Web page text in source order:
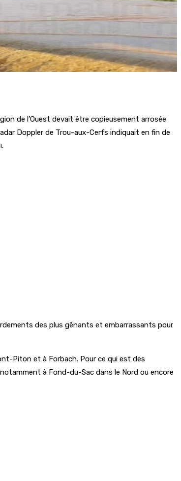
de l’Ouest devait être copieusement arrosée
Doppler de Trou-aux-Cerfs indiquait en fin de
des plus gênants et embarrassants pour
Piton et à Forbach. Pour ce qui est des
à Fond-du-Sac dans le Nord ou encore